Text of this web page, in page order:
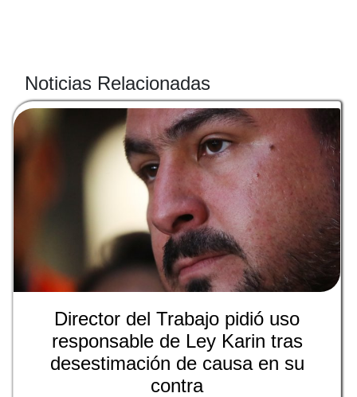
Noticias Relacionadas
Director del Trabajo pidió uso
responsable de Ley Karin tras
desestimación de causa en su
contra